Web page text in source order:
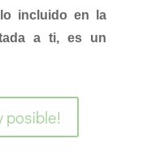
incluido en la
a ti, es un
posible!